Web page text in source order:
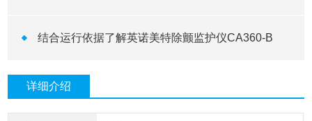
结合运行依据了解英诺美特除颤监护仪CA360-B
详细介绍